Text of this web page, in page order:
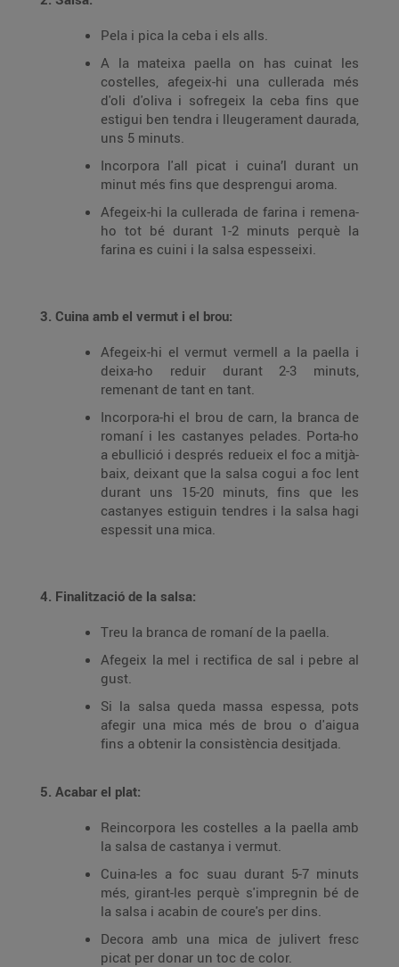
Pela i pica la ceba i els alls.
A la mateixa paella on has cuinat les
costelles, afegeix-hi una cullerada més
d'oli d'oliva i sofregeix la ceba fins que
estigui ben tendra i lleugerament daurada,
uns 5 minuts.
Incorpora l'all picat i cuina’l durant un
minut més fins que desprengui aroma.
Afegeix-hi la cullerada de farina i remena-
ho tot bé durant 1-2 minuts perquè la
farina es cuini i la salsa espesseixi.
3. Cuina amb el vermut i el brou:
Afegeix-hi el vermut vermell a la paella i
deixa-ho reduir durant 2-3 minuts,
remenant de tant en tant.
Incorpora-hi el brou de carn, la branca de
romaní i les castanyes pelades. Porta-ho
a ebullició i després redueix el foc a mitjà-
baix, deixant que la salsa cogui a foc lent
durant uns 15-20 minuts, fins que les
castanyes estiguin tendres i la salsa hagi
espessit una mica.
4. Finalització de la salsa:
Treu la branca de romaní de la paella.
Afegeix la mel i rectifica de sal i pebre al
gust.
Si la salsa queda massa espessa, pots
afegir una mica més de brou o d'aigua
fins a obtenir la consistència desitjada.
5. Acabar el plat:
Reincorpora les costelles a la paella amb
la salsa de castanya i vermut.
Cuina-les a foc suau durant 5-7 minuts
més, girant-les perquè s'impregnin bé de
la salsa i acabin de coure's per dins.
Decora amb una mica de julivert fresc
picat per donar un toc de color.